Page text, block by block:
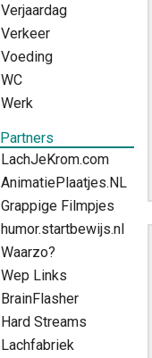
Verjaardag
Verkeer
Voeding
WC
Werk
Partners
LachJeKrom.com
AnimatiePlaatjes.NL
Grappige Filmpjes
humor.startbewijs.nl
Waarzo?
Wep Links
BrainFlasher
Hard Streams
Lachfabriek